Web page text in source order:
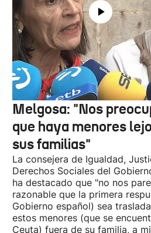
Melgosa: "Nos
que haya menores
sus familias"
La consejera de Igualdad,
Derechos Sociales del
ha destacado que "no nos
razonable que la primera
Gobierno español) sea
estos menores (que se
Ceuta) fuera de su familia, a